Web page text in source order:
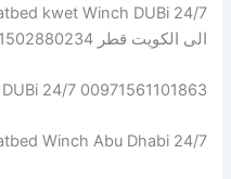
الى الكويت قطر 00971502880234
24/7 00971561101863
Winch Abu Dhabi 24/7 “